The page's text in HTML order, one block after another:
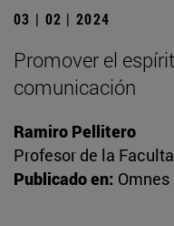
03 | 02 | 2024
Promover el
comunicación
Ramiro Pellitero
Profesor de la
Publicado en: Omnes